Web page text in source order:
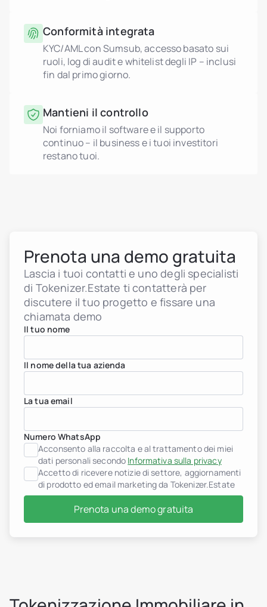
Conformità integrata
KYC/AML con Sumsub, accesso basato sui
ruoli, log di audit e whitelist degli IP – inclusi
fin dal primo giorno.
Mantieni il controllo
Noi forniamo il software e il supporto
continuo – il business e i tuoi investitori
restano tuoi.
Prenota una demo gratuita
Lascia i tuoi contatti e uno degli specialisti
di Tokenizer.Estate ti contatterà per
discutere il tuo progetto e fissare una
chiamata demo
Il tuo nome
Il nome della tua azienda
La tua email
Numero WhatsApp
Acconsento alla raccolta e al trattamento dei miei
dati personali secondo Informativa sulla privacy
Accetto di ricevere notizie di settore, aggiornamenti
di prodotto ed email marketing da Tokenizer.Estate
Prenota una demo gratuitaSviluppatori immobiliari
Fondi di investimento